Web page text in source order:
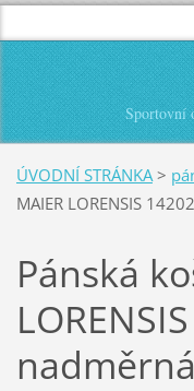
Sportovní
ÚVODNÍ STRÁNKA >
MAIER LORENSIS
Pánská